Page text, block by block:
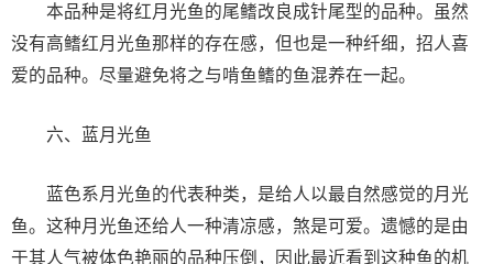
本品种是将红月光鱼的尾鳍改良成针尾型的品种。虽然
没有高鳍红月光鱼那样的存在感，但也是一种纤细，招人喜
爱的品种。尽量避免将之与啃鱼鳍的鱼混养在一起。
六、蓝月光鱼
蓝色系月光鱼的代表种类，是给人以最自然感觉的月光
鱼。这种月光鱼还给人一种清凉感，煞是可爱。遗憾的是由
于其人气被体色艳丽的品种压倒，因此最近看到这种鱼的机